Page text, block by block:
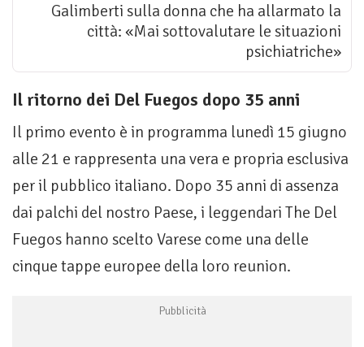
Galimberti sulla donna che ha allarmato la
città: «Mai sottovalutare le situazioni
psichiatriche»
Il ritorno dei Del Fuegos dopo 35 anni
Il primo evento è in programma lunedì 15 giugno
alle 21 e rappresenta una vera e propria esclusiva
per il pubblico italiano. Dopo 35 anni di assenza
dai palchi del nostro Paese, i leggendari The Del
Fuegos hanno scelto Varese come una delle
cinque tappe europee della loro reunion.